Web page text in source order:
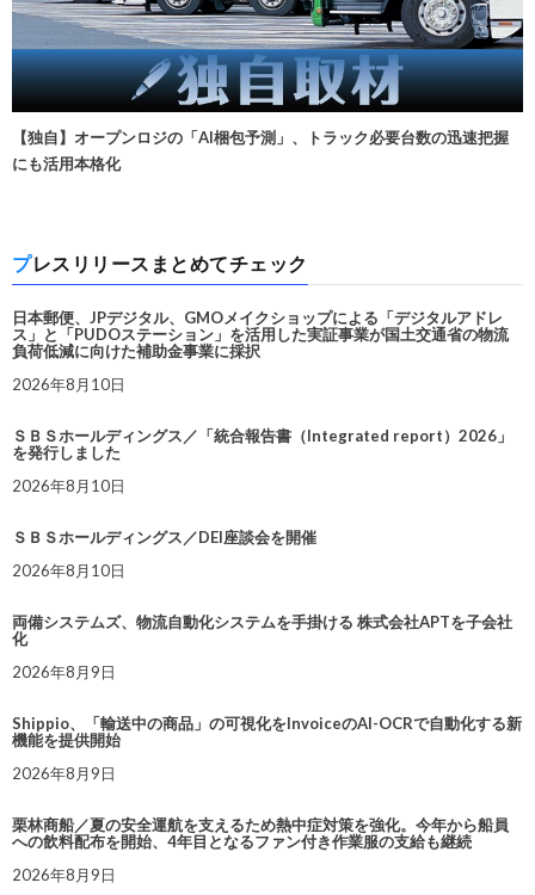
【独自】オープンロジの「AI梱包予測」、トラック必要台数の迅速把握
にも活用本格化
プレスリリースまとめてチェック
日本郵便、JPデジタル、GMOメイクショップによる「デジタルアドレ
ス」と「PUDOステーション」を活用した実証事業が国土交通省の物流
負荷低減に向けた補助金事業に採択
2026年8月10日
ＳＢＳホールディングス／「統合報告書（Integrated report）2026」
を発行しました
2026年8月10日
ＳＢＳホールディングス／DEI座談会を開催
2026年8月10日
両備システムズ、物流自動化システムを手掛ける 株式会社APTを子会社
化
2026年8月9日
Shippio、「輸送中の商品」の可視化をInvoiceのAI-OCRで自動化する新
機能を提供開始
2026年8月9日
栗林商船／夏の安全運航を支えるため熱中症対策を強化。今年から船員
への飲料配布を開始、4年目となるファン付き作業服の支給も継続
2026年8月9日